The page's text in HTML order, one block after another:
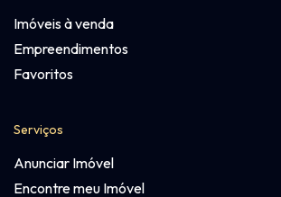
Imóveis à venda
Empreendimentos
Favoritos
Serviços
Anunciar Imóvel
Encontre meu Imóvel